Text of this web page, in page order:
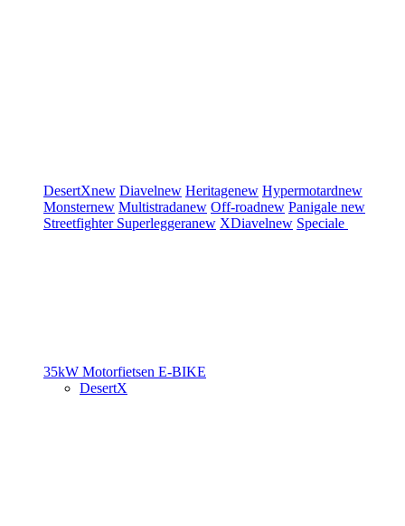
DesertXnew Diavelnew Heritagenew Hypermotardnew
Monsternew Multistradanew Off-roadnew Panigale new
Streetfighter Superleggeranew XDiavelnew Speciale
35kW Motorfietsen E-BIKE
DesertX